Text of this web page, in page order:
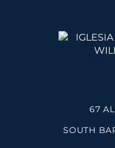
67
SOUTH